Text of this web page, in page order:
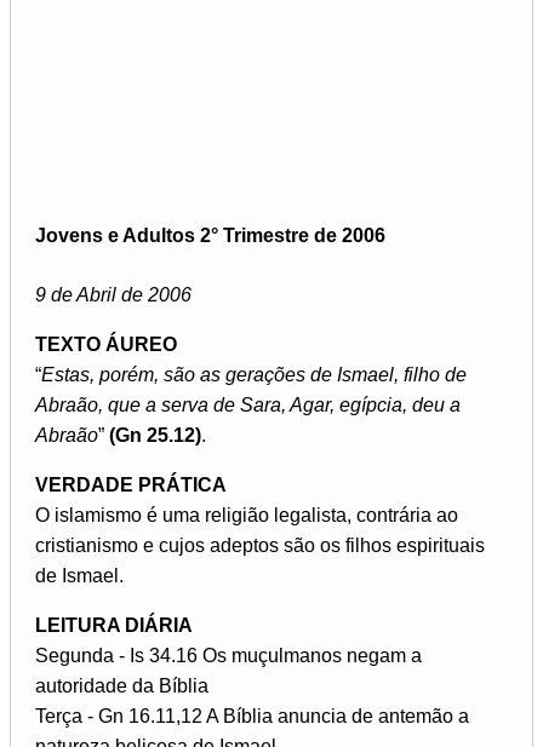
Jovens e Adultos 2° Trimestre de 2006
9 de Abril de 2006
TEXTO ÁUREO
“Estas, porém, são as gerações de Ismael, filho de
Abraão, que a serva de Sara, Agar, egípcia, deu a
Abraão” (Gn 25.12).
VERDADE PRÁTICA
O islamismo é uma religião legalista, contrária ao
cristianismo e cujos adeptos são os filhos espirituais
de Ismael.
LEITURA DIÁRIA
Segunda - Is 34.16 Os muçulmanos negam a
autoridade da Bíblia
Terça - Gn 16.11,12 A Bíblia anuncia de antemão a